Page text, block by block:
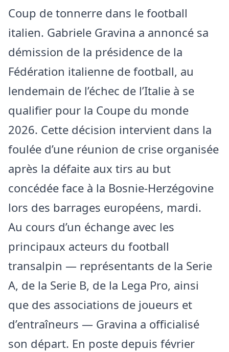
Coup de tonnerre dans le football
italien. Gabriele Gravina a annoncé sa
démission de la présidence de la
Fédération italienne de football, au
lendemain de l’échec de l’Italie à se
qualifier pour la Coupe du monde
2026. Cette décision intervient dans la
foulée d’une réunion de crise organisée
après la défaite aux tirs au but
concédée face à la Bosnie-Herzégovine
lors des barrages européens, mardi.
Au cours d’un échange avec les
principaux acteurs du football
transalpin — représentants de la Serie
A, de la Serie B, de la Lega Pro, ainsi
que des associations de joueurs et
d’entraîneurs — Gravina a officialisé
son départ. En poste depuis février